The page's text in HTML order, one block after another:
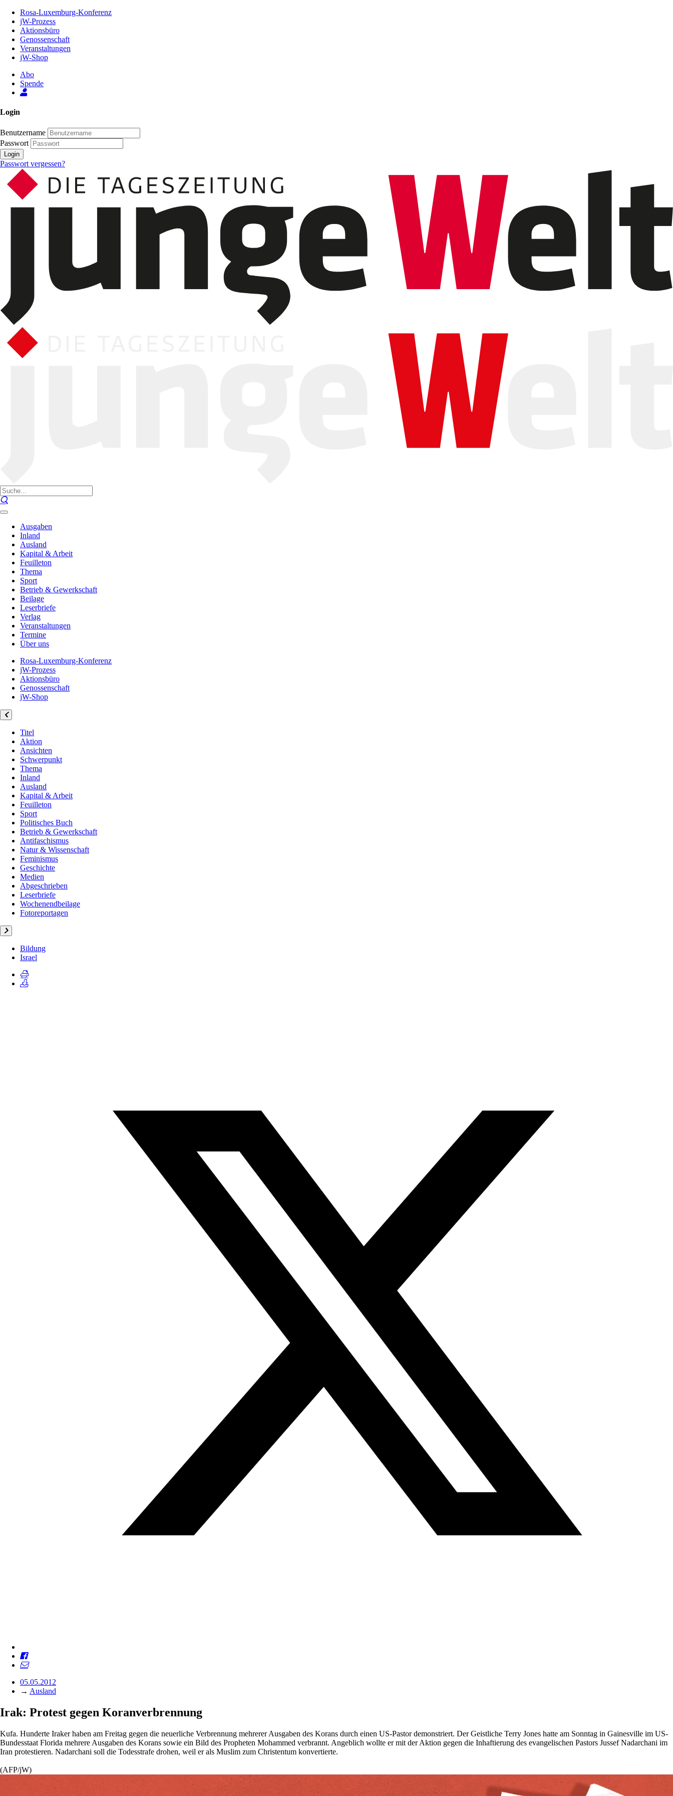
Inhalt
Seite
Rosa-Luxemburg-Konferenz
jW-Prozess
Aktionsbüro
Genossenschaft
Veranstaltungen
jW-Shop
Abo
Spende
Login
Benutzername
Passwort
Login
Passwort vergessen?
Ausgaben
Inland
Ausland
Kapital & Arbeit
Feuilleton
Thema
Sport
Betrieb & Gewerkschaft
Beilage
Leserbriefe
Verlag
Veranstaltungen
Termine
Über uns
Rosa-Luxemburg-Konferenz
jW-Prozess
Aktionsbüro
Genossenschaft
jW-Shop
Titel
Aktion
Ansichten
Schwerpunkt
Thema
Inland
Ausland
Kapital & Arbeit
Feuilleton
Sport
Politisches Buch
Betrieb & Gewerkschaft
Antifaschismus
Natur & Wissenschaft
Feminismus
Geschichte
Medien
Abgeschrieben
Leserbriefe
Wochenendbeilage
Fotoreportagen
Bildung
Israel
05.05.2012
→ Ausland
Irak: Protest gegen ­Koranverbrennung
Kufa. Hunderte Iraker haben am Freitag gegen die neuerliche Verbrennung mehrerer Ausgaben des Korans durch einen US-Pastor demonstriert. Der Geistliche Terry Jones hatte am Sonntag in Gainesville im US-
Bundesstaat Florida mehrere Ausgaben des Korans sowie ein Bild des Propheten Mohammed verbrannt. Angeblich wollte er mit der Aktion gegen die Inhaftierung des evangelischen Pastors Jussef Nadarchani im
Iran protestieren. Nadarchani soll die Todesstrafe drohen, weil er als Muslim zum Christentum konvertierte.
(AFP/jW)